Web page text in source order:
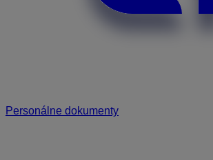
Personálne dokumenty